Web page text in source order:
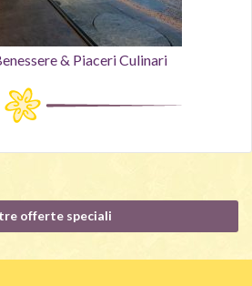
& Piaceri Culinari
offerte speciali